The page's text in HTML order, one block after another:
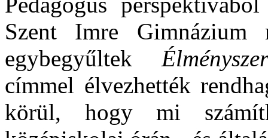
Szent Imre
egybegyűltek
címmel élvezhették
körül, hogy mi